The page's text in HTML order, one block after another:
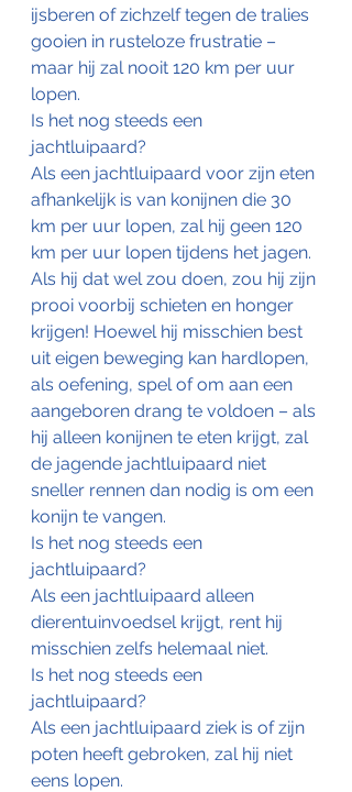
ijsberen of zichzelf tegen de tralies
gooien in rusteloze frustratie –
maar hij zal nooit 120 km per uur
lopen.
Is het nog steeds een
jachtluipaard?
Als een jachtluipaard voor zijn eten
afhankelijk is van konijnen die 30
km per uur lopen, zal hij geen 120
km per uur lopen tijdens het jagen.
Als hij dat wel zou doen, zou hij zijn
prooi voorbij schieten en honger
krijgen! Hoewel hij misschien best
uit eigen beweging kan hardlopen,
als oefening, spel of om aan een
aangeboren drang te voldoen – als
hij alleen konijnen te eten krijgt, zal
de jagende jachtluipaard niet
sneller rennen dan nodig is om een
konijn te vangen.
Is het nog steeds een
jachtluipaard?
Als een jachtluipaard alleen
dierentuinvoedsel krijgt, rent hij
misschien zelfs helemaal niet.
Is het nog steeds een
jachtluipaard?
Als een jachtluipaard ziek is of zijn
poten heeft gebroken, zal hij niet
eens lopen.